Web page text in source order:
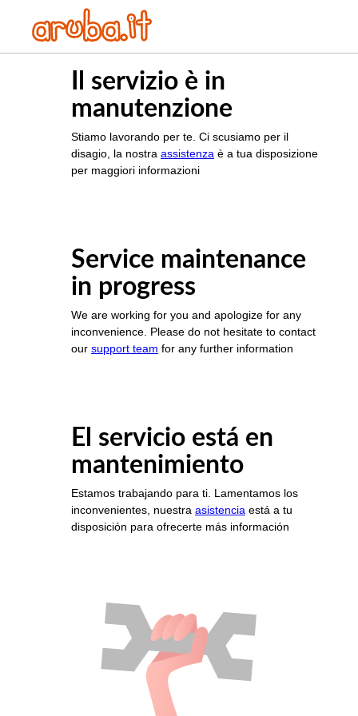
Il servizio è in
manutenzione
Stiamo lavorando per te. Ci scusiamo per il
disagio, la nostra assistenza è a tua disposizione
per maggiori informazioni
Service maintenance
in progress
We are working for you and apologize for any
inconvenience. Please do not hesitate to contact
our support team for any further information
El servicio está en
mantenimiento
Estamos trabajando para ti. Lamentamos los
inconvenientes, nuestra asistencia está a tu
disposición para ofrecerte más información